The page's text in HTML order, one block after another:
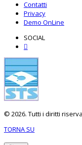
Contatti
Privacy
Demo OnLine
SOCIAL
© 2026. Tutti i diritti
TORNA SU